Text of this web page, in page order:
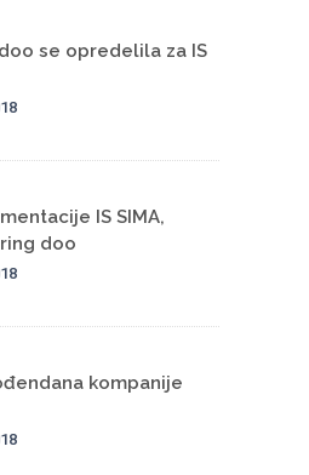
se opredelila za IS
IS SIMA,
doo
kompanije